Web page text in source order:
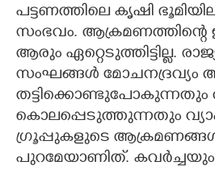
ZOOM
പട്ടണത്തിലെ കൃഷി
സംഭവം. ആക്രമണത്തിന്റെ
ആരും ഏറ്റെടുത്തിട്ടില്ല.
സംഘങ്ങൾ മോചനദ്രവ്യം
കൊലപ്പെടുത്തുന്നതും
ഗ്രൂപ്പുകളുടെ
പുറമേയാണിത്.